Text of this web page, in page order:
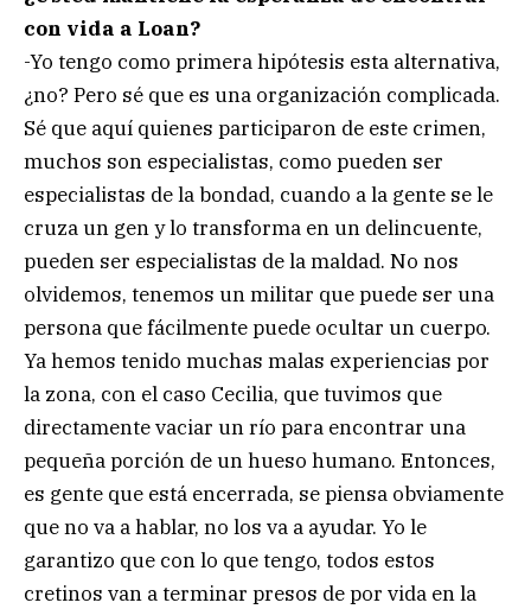
con vida a Loan?
-Yo tengo como primera hipótesis esta alternativa,
¿no? Pero sé que es una organización complicada.
Sé que aquí quienes participaron de este crimen,
muchos son especialistas, como pueden ser
especialistas de la bondad, cuando a la gente se le
cruza un gen y lo transforma en un delincuente,
pueden ser especialistas de la maldad. No nos
olvidemos, tenemos un militar que puede ser una
persona que fácilmente puede ocultar un cuerpo.
Ya hemos tenido muchas malas experiencias por
la zona, con el caso Cecilia, que tuvimos que
directamente vaciar un río para encontrar una
pequeña porción de un hueso humano. Entonces,
es gente que está encerrada, se piensa obviamente
que no va a hablar, no los va a ayudar. Yo le
garantizo que con lo que tengo, todos estos
cretinos van a terminar presos de por vida en la